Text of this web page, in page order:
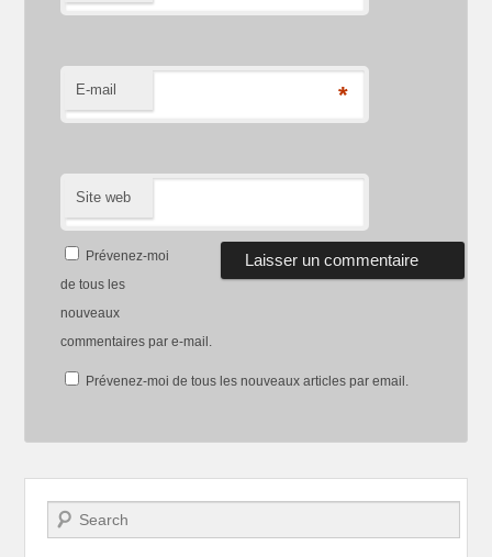
E-mail *
Site web
Prévenez-moi
de tous les
nouveaux
commentaires par e-mail.
Prévenez-moi de tous les nouveaux articles par email.
Recherche